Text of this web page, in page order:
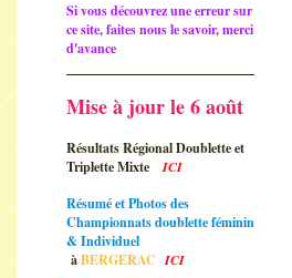
Si vous découvrez une erreur sur
ce site, faites nous le savoir, merci
d'avance
Mise à jour le 6 août
Résultats Régional Doublette et
Triplette Mixte
ICI
Résumé et Photos des
Championnats doublette féminin
& Individuel
àBERGERACICI